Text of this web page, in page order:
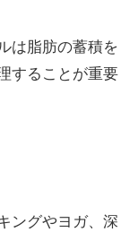
は脂肪の蓄積を
することが重要
ングやヨガ、深